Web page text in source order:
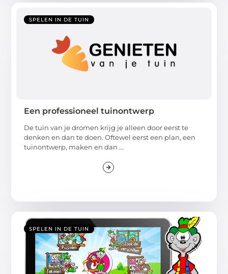
SPELEN IN DE TUIN
Een professioneel tuinontwerp
De tuin van je dromen krijg je alleen door eerst te
denken en dan te doen. Oftewel eerst een plan, een
tuinontwerp, maken en dan ...
SPELEN IN DE TUIN